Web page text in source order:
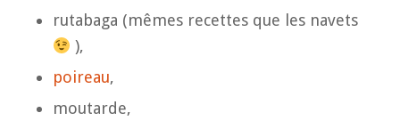
rutabaga (mêmes recettes que les navets
),
poireau,
moutarde,